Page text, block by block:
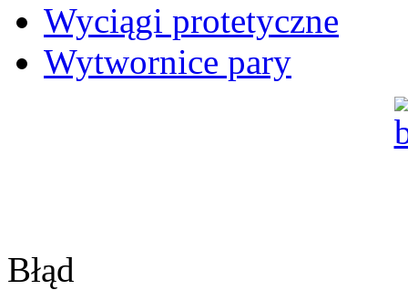
Wyciągi protetyczne
Wytwornice pary
Błąd